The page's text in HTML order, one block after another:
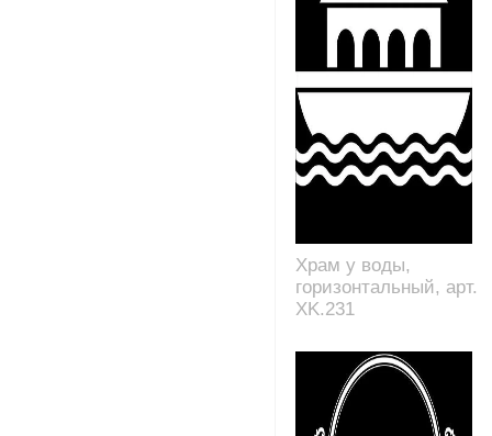
Храм у воды,
горизонтальный, арт.
XK.231